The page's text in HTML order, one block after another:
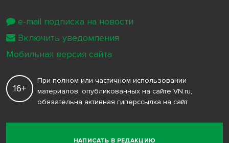
НАПИСАТЬ В РЕДАКЦИЮ
16+
При полном или частичном использовании
материалов, опубликованных на сайте VN.ru,
обязательна активная гиперссылка на сайт
e-mail подписка на новости
Включить уведомления
Мобильная версия сайта